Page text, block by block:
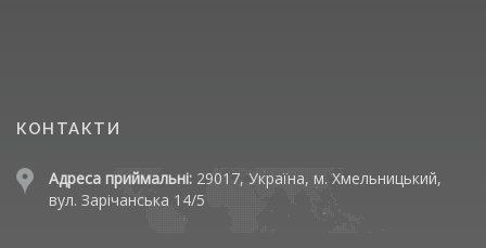
КОНТАКТИ
Адреса приймальні: 29017, Україна, м. Хмельницький,
вул. Зарічанська 14/5